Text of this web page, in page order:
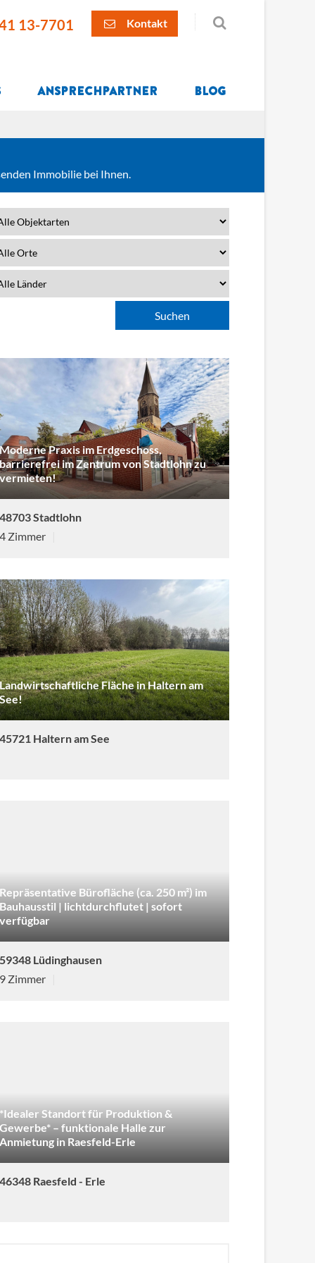
13-7701 Kontakt
Ansprechpartner Blog
Immobilie bei Ihnen.
Moderne Praxis im Erdgeschoss,
barrierefrei im Zentrum von Stadtlohn zu
vermieten!
48703 Stadtlohn
4 Zimmer
Landwirtschaftliche Fläche in Haltern am
See!
45721 Haltern am See
Repräsentative Bürofläche (ca. 250 m²) im
Bauhausstil | lichtdurchflutet | sofort
verfügbar
59348 Lüdinghausen
9 Zimmer
*Idealer Standort für Produktion &
Gewerbe* – funktionale Halle zur
Anmietung in Raesfeld-Erle
46348 Raesfeld - Erle